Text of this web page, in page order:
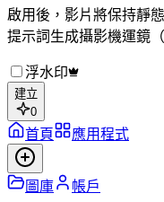
啟用後，影片將保持靜
提示詞生成攝影機運鏡
浮水印
建立
0
首頁 應用程式
圖庫 帳戶